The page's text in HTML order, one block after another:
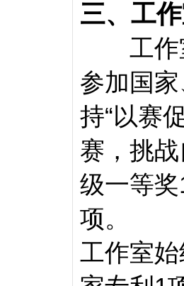
三、工
工作室
参加国
持“以赛
赛，挑
级一等
项。
工作室